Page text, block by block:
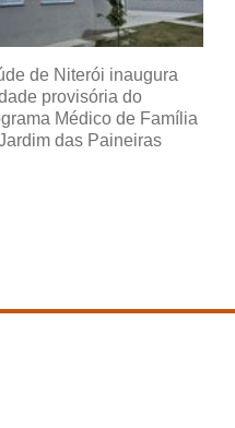
de Niterói inaugura
provisória do
Médico de Família
das Paineiras